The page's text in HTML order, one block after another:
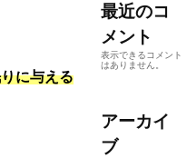
に与える
最近のコ
メント
表示できるコメント
はありません。
アーカイ
ブ